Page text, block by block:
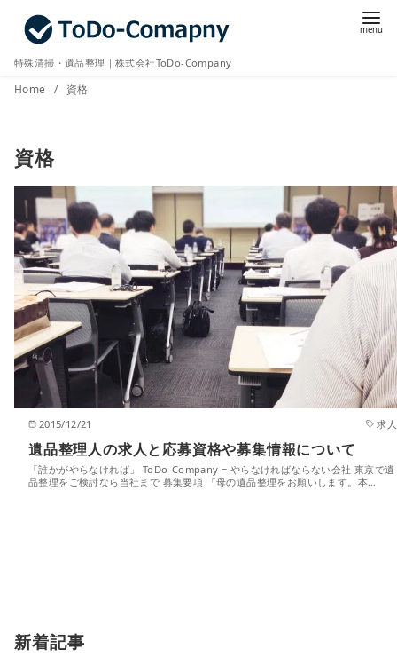
特殊清掃・遺品整理｜株式会社ToDo-Company
Home 資格
資格
2015/12/21 求人
遺品整理人の求人と応募資格や募集情報について
「誰かがやらなければ」 ToDo-Company = やらなければならない会社 東京で遺
品整理をご検討なら当社まで 募集要項 「母の遺品整理をお願いします。本…
新着記事